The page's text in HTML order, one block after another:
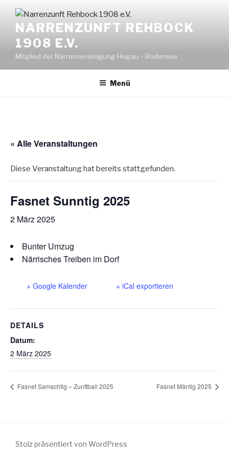
NARRENZUNFT REHBOCK
1908 E.V.
Mitglied der Narrenvereinigung Hegau – Bodensee
Menü
« Alle Veranstaltungen
Diese Veranstaltung hat bereits stattgefunden.
Fasnet Sunntig 2025
2 März 2025
Bunter Umzug
Närrisches Treiben im Dorf
+ Google Kalender + iCal exportieren
DETAILS
Datum:
2 März 2025
Fasnet Samschtig – Zunftball 2025 Fasnet Mäntig 2025
Stolz präsentiert von WordPress